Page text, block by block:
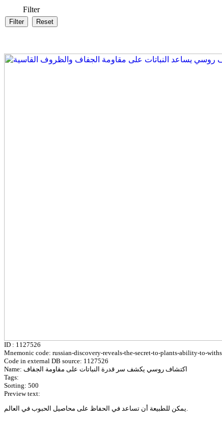
Filter
ID : 1127526
Mnemonic code: russian-discovery-reveals-the-secret-to-plants-ability-to-
Code in external DB source: 1127526
Name: اكتشاف روسي يكشف سر قدرة النباتات على مقاومة الجفاف
Tags:
Sorting: 500
Preview text:
يمكن للطبيعة أن تساعد في الحفاظ على محاصيل الحبوب في العالم.